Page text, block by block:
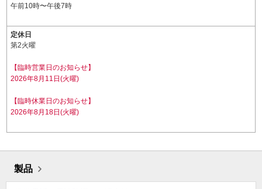
午前10時〜午後7時
定休日
第2火曜
【臨時営業日のお知らせ】
2026年8月11日(火曜)
【臨時休業日のお知らせ】
2026年8月18日(火曜)
製品